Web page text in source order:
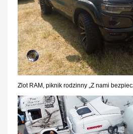
Zlot RAM, piknik rodzinny „Z nami